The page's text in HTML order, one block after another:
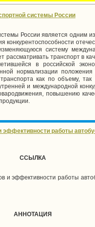
системы России
России является одним
конкурентоспособности
систему
рассматривать транспорт в
в российской
нормализации
как по объему,
и международной
повышению
работы
ССЫЛКА
и эффективности работы
АННОТАЦИЯ